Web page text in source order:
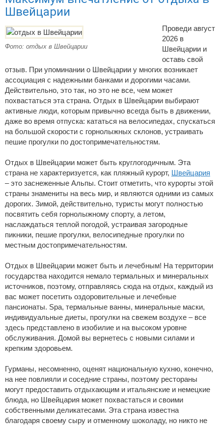
Швейцарии
Фото: отдых в Швейцарии
Проведи август
2026 в
Швейцарии и
оставь свой
отзыв. При упоминании о Швейцарии у многих возникает
ассоциация с надежными банками и дорогими часами.
Действительно, это так, но это не все, чем может
похвастаться эта страна. Отдых в Швейцарии выбирают
активные люди, которым привычно всегда быть в движении,
даже во время отпуска: кататься на велосипедах, спускаться
на большой скорости с горнолыжных склонов, устраивать
пешие прогулки по достопримечательностям.
Отдых в Швейцарии может быть круглогодичным. Эта
страна не характеризуется, как пляжный курорт, Швейцария
– это заснеженные Альпы. Стоит отметить, что курорты этой
страны знамениты на весь мир, и являются одними из самых
дорогих. Зимой, действительно, туристы могут полностью
посвятить себя горнолыжному спорту, а летом,
наслаждаться теплой погодой, устраивая загородные
пикники, пешие прогулки, велосипедные прогулки по
местным достопримечательностям.
Отдых в Швейцарии может быть и лечебным! На территории
государства находится немало термальных и минеральных
источников, поэтому, отправляясь сюда на отдых, каждый из
вас может посетить оздоровительные и лечебные
пансионаты. Spa, термальные ванны, минеральные маски,
индивидуальные диеты, прогулки на свежем воздухе – все
здесь представлено в изобилие и на высоком уровне
обслуживания. Домой вы вернетесь с новыми силами и
крепким здоровьем.
Гурманы, несомненно, оценят национальную кухню, конечно,
на нее повлияли и соседние страны, поэтому рестораны
могут предоставить отдыхающим и итальянские и немецкие
блюда, но Швейцария может похвастаться и своими
собственными деликатесами. Эта страна известна
благодаря своему сыру и отменному шоколаду, но никто не